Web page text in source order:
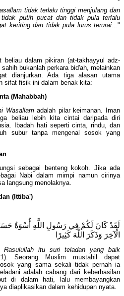
tidak terlalu tinggi menjulang dan
putih pucat dan tidak pula terlalu
keriting dan tidak pula lurus terurai... "
beliau dalam pikiran (at-takhayyul adz-
bukanlah perkara bid'ah, melainkan
dianjurkan. Ada tiga alasan utama
sifat fisik ini dalam benak kita:
(Mahabbah)
Wasallamadalah pilar keimanan. Iman
beliau lebih kita cintai daripada diri
Ibadah hati seperti cinta, rindu, dan
subur tanpa mengenal sosok yang
sebagai benteng kokoh. Jika ada
Nabi dalam mimpi namun cirinya
langsung menolaknya.
(Ittiba')
لَقَدْ كَانَ لَكُمْ فِي رَسُولِ اللَّهِ أُسْوَةٌ
الْآخِرَ وَذَكَرَ اللَّهَ كَثِيرًا
Rasulullah itu suri teladan yang baik
Seorang Muslim mustahil dapat
yang sama sekali tidak pernah ia
adalah cabang dari keberhasilan
di dalam hati, lalu membayangkan
diaplikasikan dalam kehidupan nyata.